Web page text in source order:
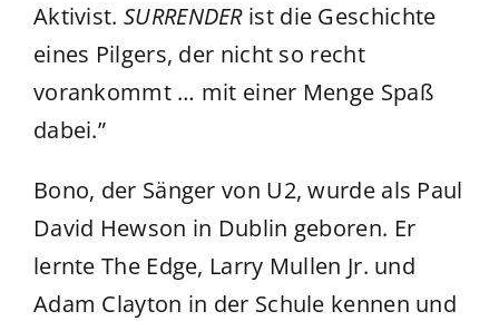
Aktivist. SURRENDERist die Geschichte
eines Pilgers, der nicht so recht
vorankommt … mit einer Menge Spaß
dabei.”
Bono, der Sänger von U2, wurde als Paul
David Hewson in Dublin geboren. Er
lernte The Edge, Larry Mullen Jr. und
Adam Clayton in der Schule kennen und